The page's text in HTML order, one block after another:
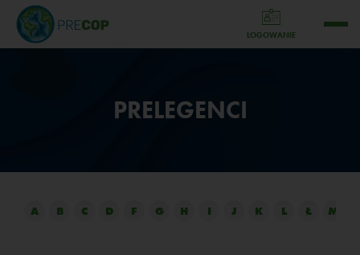
LOGOWANIE
PRELEGENCI
A B C D F G H I J K L Ł M